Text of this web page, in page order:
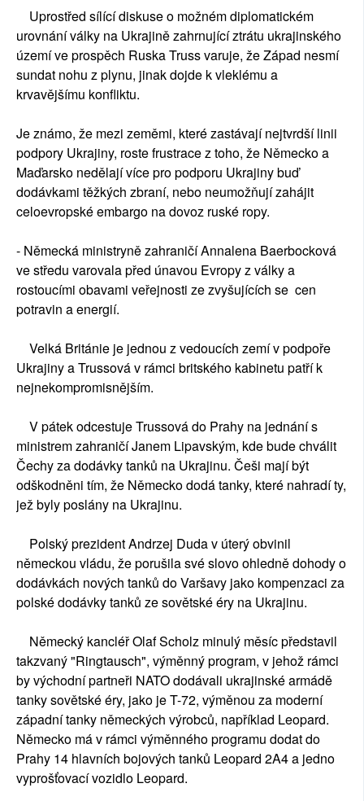
Uprostřed sílící diskuse o možném diplomatickém
urovnání války na Ukrajině zahrnující ztrátu ukrajinského
území ve prospěch Ruska Truss varuje, že Západ nesmí
sundat nohu z plynu, jinak dojde k vleklému a
krvavějšímu konfliktu.
Je známo, že mezi zeměmi, které zastávají nejtvrdší linii
podpory Ukrajiny, roste frustrace z toho, že Německo a
Maďarsko nedělají více pro podporu Ukrajiny buď
dodávkami těžkých zbraní, nebo neumožňují zahájit
celoevropské embargo na dovoz ruské ropy.
- Německá ministryně zahraničí Annalena Baerbocková
ve středu varovala před únavou Evropy z války a
rostoucími obavami veřejnosti ze zvyšujících se cen
potravin a energií.
Velká Británie je jednou z vedoucích zemí v podpoře
Ukrajiny a Trussová v rámci britského kabinetu patří k
nejnekompromisnějším.
V pátek odcestuje Trussová do Prahy na jednání s
ministrem zahraničí Janem Lipavským, kde bude chválit
Čechy za dodávky tanků na Ukrajinu. Češi mají být
odškodněni tím, že Německo dodá tanky, které nahradí ty,
jež byly poslány na Ukrajinu.
Polský prezident Andrzej Duda v úterý obvinil
německou vládu, že porušila své slovo ohledně dohody o
dodávkách nových tanků do Varšavy jako kompenzaci za
polské dodávky tanků ze sovětské éry na Ukrajinu.
Německý kancléř Olaf Scholz minulý měsíc představil
takzvaný "Ringtausch", výměnný program, v jehož rámci
by východní partneři NATO dodávali ukrajinské armádě
tanky sovětské éry, jako je T-72, výměnou za moderní
západní tanky německých výrobců, například Leopard.
Německo má v rámci výměnného programu dodat do
Prahy 14 hlavních bojových tanků Leopard 2A4 a jedno
vyprošťovací vozidlo Leopard.